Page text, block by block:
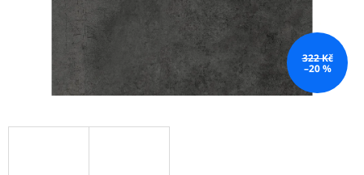
322 Kč
–20 %